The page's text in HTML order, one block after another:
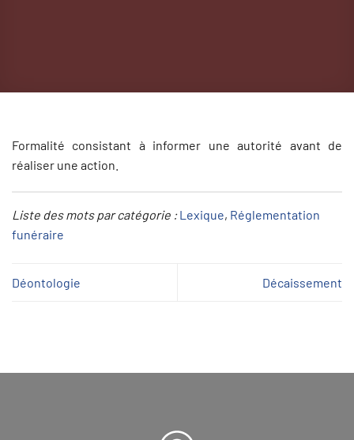
Formalité consistant à informer une autorité avant de
réaliser une action.
Liste des mots par catégorie : Lexique, Réglementation
funéraire
Déontologie Décaissement